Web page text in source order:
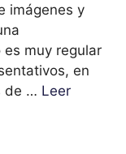
imágenes y
es muy regular
en
de … Leer